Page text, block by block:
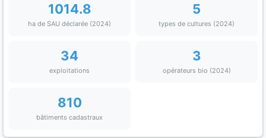
1014.8
ha de SAU déclarée (2024)
5
types de cultures (2024)
34
exploitations
3
opérateurs bio (2024)
810
bâtiments cadastraux